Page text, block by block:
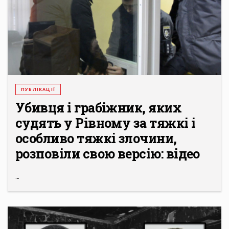
ПУБЛІКАЦІЇ
Убивця і грабіжник, яких
судять у Рівному за тяжкі і
особливо тяжкі злочини,
розповіли свою версію: відео
...